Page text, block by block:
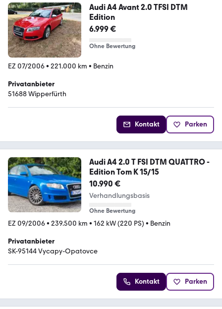
Audi A4 Avant 2.0 TFSI DTM
Edition
6.999 €
Ohne Bewertung
EZ 07/2006• 221.000 km • Benzin
Privatanbieter
51688 Wipperfürth
Kontakt Parken
Audi A4 2.0 T FSI DTM QUATTRO -
Edition Tom K 15/15
10.990 €
Verhandlungsbasis
Ohne Bewertung
EZ 09/2006• 239.500 km • 162 kW (220 PS) • Benzin
Privatanbieter
SK-95144 Vycapy-Opatovce
Kontakt Parken